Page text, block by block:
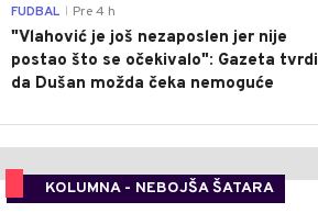
FUDBAL Pre 4 h
"Vlahović je još nezaposlen jer nije
postao što se očekivalo": Gazeta tvrdi
da Dušan možda čeka nemoguće
KOLUMNA - NEBOJŠA ŠATARA